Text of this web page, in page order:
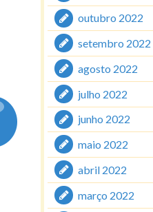
outubro 2022
setembro 2022
agosto 2022
julho 2022
junho 2022
maio 2022
abril 2022
março 2022